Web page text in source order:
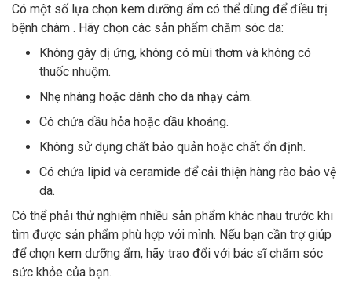
Có một số lựa chọn kem dưỡng ẩm có thể dùng để điều trị
bệnh chàm . Hãy chọn các sản phẩm chăm sóc da:
Không gây dị ứng, không có mùi thơm và không có
thuốc nhuộm.
Nhẹ nhàng hoặc dành cho da nhạy cảm.
Có chứa dầu hỏa hoặc dầu khoáng.
Không sử dụng chất bảo quản hoặc chất ổn định.
Có chứa lipid và ceramide để cải thiện hàng rào bảo vệ
da.
Có thể phải thử nghiệm nhiều sản phẩm khác nhau trước khi
tìm được sản phẩm phù hợp với mình. Nếu bạn cần trợ giúp
để chọn kem dưỡng ẩm, hãy trao đổi với bác sĩ chăm sóc
sức khỏe của bạn.